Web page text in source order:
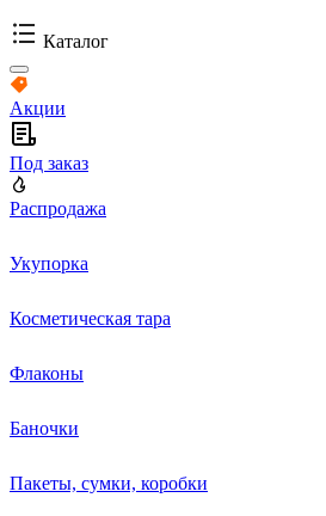
Каталог
Акции
Под заказ
Распродажа
Укупорка
Косметическая тара
Флаконы
Баночки
Пакеты, сумки, коробки